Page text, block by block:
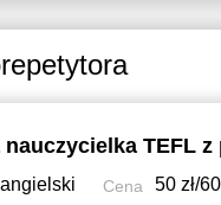
Cena 50 zł/